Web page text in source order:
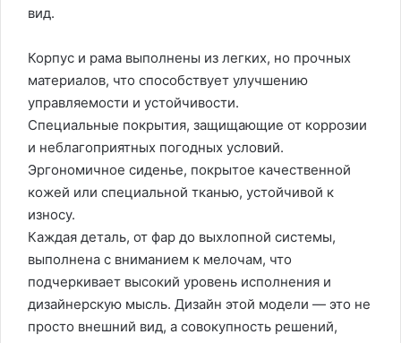
вид.
Корпус и рама выполнены из легких, но прочных
материалов, что способствует улучшению
управляемости и устойчивости.
Специальные покрытия, защищающие от коррозии
и неблагоприятных погодных условий.
Эргономичное сиденье, покрытое качественной
кожей или специальной тканью, устойчивой к
износу.
Каждая деталь, от фар до выхлопной системы,
выполнена с вниманием к мелочам, что
подчеркивает высокий уровень исполнения и
дизайнерскую мысль. Дизайн этой модели — это не
просто внешний вид, а совокупность решений,